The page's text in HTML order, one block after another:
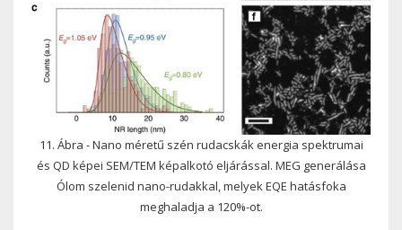
11. Ábra - Nano méretű szén rudacskák energia spektrumai
és QD képei SEM/TEM képalkotó eljárással. MEG generálása
Ólom szelenid nano-rudakkal, melyek EQE hatásfoka
meghaladja a 120%-ot.